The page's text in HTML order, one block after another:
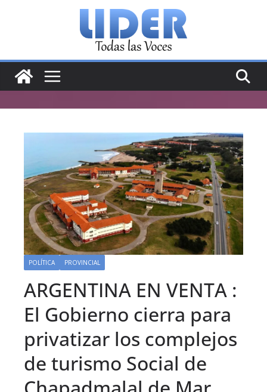
POLÍTICA PROVINCIAL
ARGENTINA EN VENTA :
El Gobierno cierra para
privatizar los complejos
de turismo Social de